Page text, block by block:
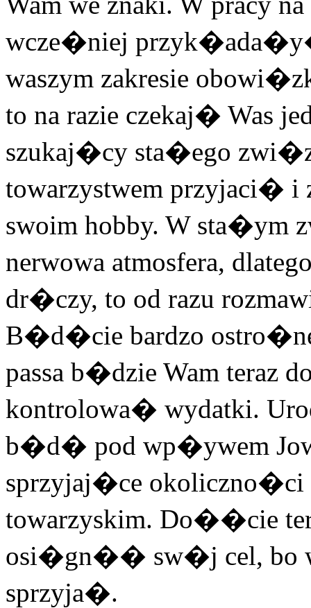
wcze�niej
waszym zakresie
to na razie czekaj� Was
szukaj�cy sta�ego
towarzystwem przyjaci�
swoim hobby. W
nerwowa atmosfera,
dr�czy, to od razu
B�d�cie bardzo
passa b�dzie Wam teraz
kontrolowa� wydatki.
b�d� pod wp�ywem
sprzyjaj�ce
towarzyskim. Do��cie
osi�gn�� sw�j cel, bo
sprzyja�.